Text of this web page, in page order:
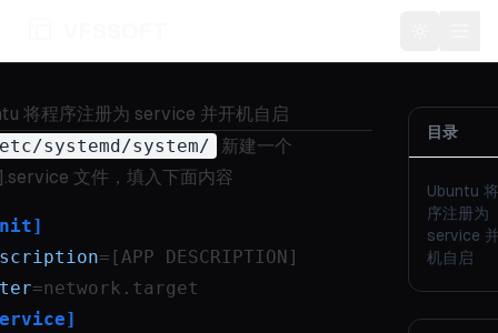
将程序注册为 service 并开机自启
systemd/system/
新建一个
文件，填入下面内容
=[APP DESCRIPTION]
=network.target
目录
Ubuntu
序注册为
service
机自启